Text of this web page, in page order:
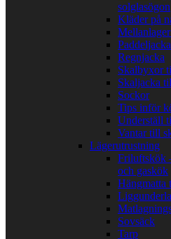
solglasögon
Kläder på
Paddeljacka
Regnjacka
Skalbyxor
Skaljacka
Sockor
Tips inför
Underställ
Vantar till
Lägerutrustning
Friluftskök
och gaskök
Sovsäck
Tarp